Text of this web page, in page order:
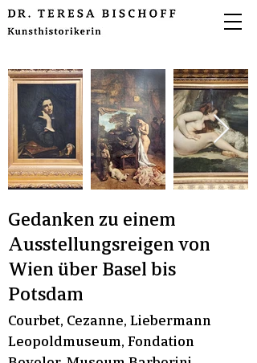
Gedanken zu einem
Ausstellungsreigen von
Wien über Basel bis
Potsdam
Courbet, Cezanne, Liebermann
Leopoldmuseum, Fondation